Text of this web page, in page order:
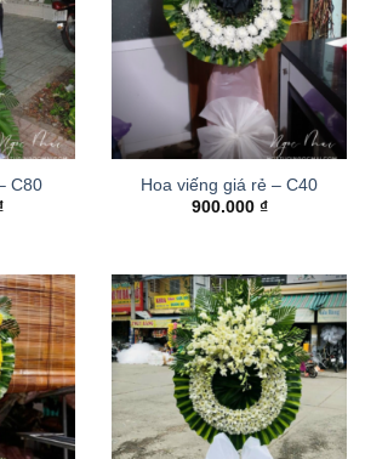
C80
Hoa viếng giá rẻ – C40
900.000 ₫